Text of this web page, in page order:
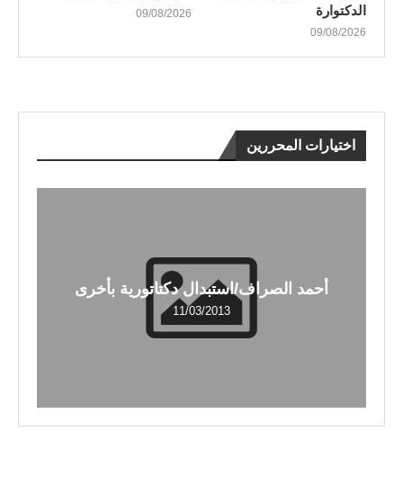
الدكتوارة
09/08/2026
09/08/2026
اختيارات المحررين
أحمد الصراف/استبدال دكتاتورية بأخرى
11/03/2013